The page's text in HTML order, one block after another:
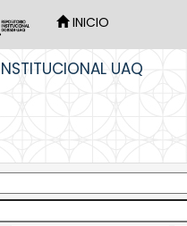
INICIO
UAQ